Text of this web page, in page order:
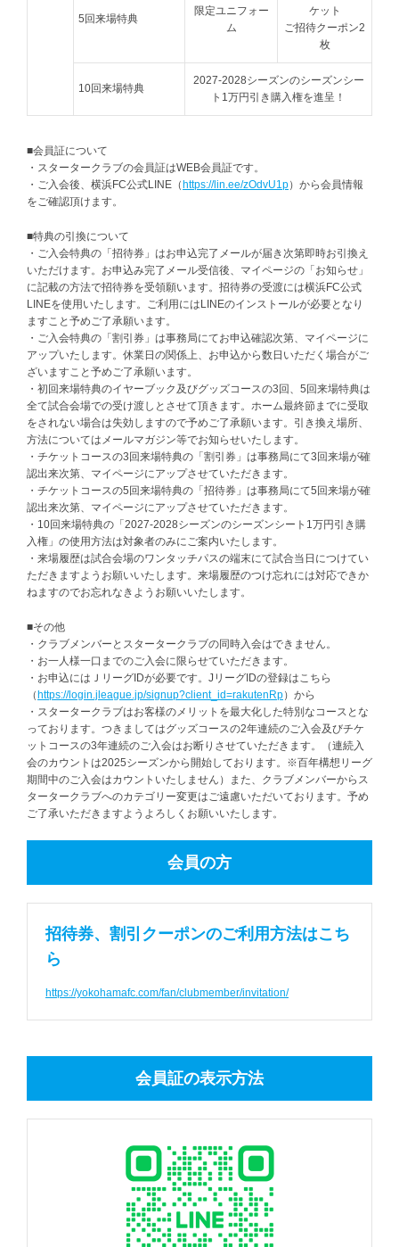
5回来場特典
限定ユニフォー
ム
ケット
ご招待クーポン2
枚
10回来場特典
2027-2028シーズンのシーズンシー
ト1万円引き購入権を進呈！
■会員証について
・スタータークラブの会員証はWEB会員証です。
・ご入会後、横浜FC公式LINE（ https://lin.ee/zOdvU1p）から会員情報
をご確認頂けます。
■特典の引換について
・ご入会特典の「招待券」はお申込完了メールが届き次第即時お引換え
いただけます。お申込み完了メール受信後、マイページの「お知らせ」
に記載の方法で招待券を受領願います。招待券の受渡には横浜FC公式
LINEを使用いたします。ご利用にはLINEのインストールが必要となり
ますこと予めご了承願います。
・ご入会特典の「割引券」は事務局にてお申込確認次第、マイページに
アップいたします。休業日の関係上、お申込から数日いただく場合がご
ざいますこと予めご了承願います。
・初回来場特典のイヤーブック及びグッズコースの3回、5回来場特典は
全て試合会場での受け渡しとさせて頂きます。ホーム最終節までに受取
をされない場合は失効しますので予めご了承願います。引き換え場所、
方法についてはメールマガジン等でお知らせいたします。
・チケットコースの3回来場特典の「割引券」は事務局にて3回来場が確
認出来次第、マイページにアップさせていただきます。
・チケットコースの5回来場特典の「招待券」は事務局にて5回来場が確
認出来次第、マイページにアップさせていただきます。
・10回来場特典の「2027‐2028シーズンのシーズンシート1万円引き購
入権」の使用方法は対象者のみにご案内いたします。
・来場履歴は試合会場のワンタッチパスの端末にて試合当日につけてい
ただきますようお願いいたします。来場履歴のつけ忘れには対応できか
ねますのでお忘れなきようお願いいたします。
■その他
・クラブメンバーとスタータークラブの同時入会はできません。
・お一人様一口までのご入会に限らせていただきます。
・お申込にはＪリーグIDが必要です。JリーグIDの登録はこちら
（ https://login.jleague.jp/signup?client_id=rakutenRp）から
・スタータークラブはお客様のメリットを最大化した特別なコースとな
っております。つきましてはグッズコースの2年連続のご入会及びチケ
ットコースの3年連続のご入会はお断りさせていただきます。（連続入
会のカウントは2025シーズンから開始しております。※百年構想リーグ
期間中のご入会はカウントいたしません）また、クラブメンバーからス
タータークラブへのカテゴリー変更はご遠慮いただいております。予め
ご了承いただきますようよろしくお願いいたします。
会員の方
招待券、割引クーポンのご利用方法はこち
ら
https://yokohamafc.com/fan/clubmember/invitation/
会員証の表示方法